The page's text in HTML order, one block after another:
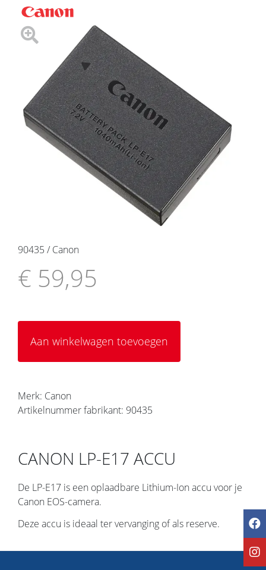
90435 / Canon
€ 59,95
Aan winkelwagen toevoegen
Merk: Canon
Artikelnummer fabrikant: 90435
CANON LP-E17 ACCU
De LP-E17 is een oplaadbare Lithium-Ion accu voor je
Canon EOS-camera.
Deze accu is ideaal ter vervanging of als reserve.